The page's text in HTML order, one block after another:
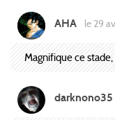
AHA le 29
Magnifique ce stade,
darknono35